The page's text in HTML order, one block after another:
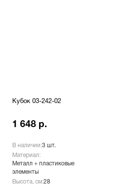
Кубок 03-242-02
1 648 р.
В наличии:3 шт.
Материал:
Металл + пластиковые
элементы
Высота, см:28